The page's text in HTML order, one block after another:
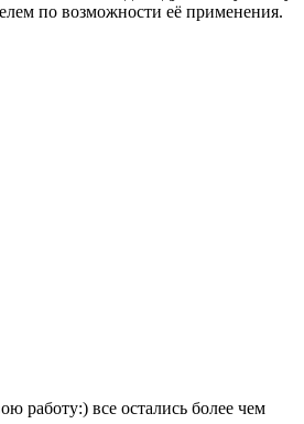
по возможности её применения.
работу:) все остались более чем